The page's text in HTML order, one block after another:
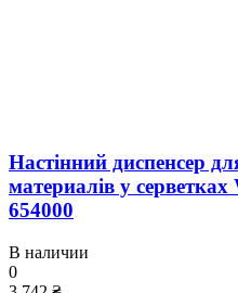
Настінний диспенсер
материалів у
654000
В наличии
0